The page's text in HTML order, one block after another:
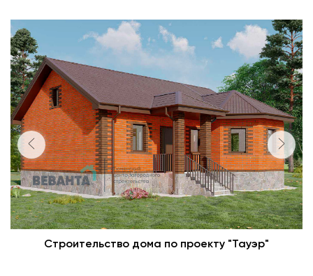
Строительство дома по проекту "Тауэр"